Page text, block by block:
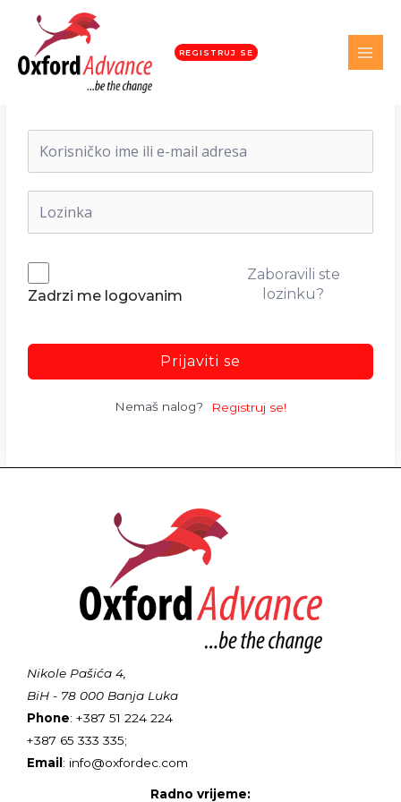
REGISTRUJ SE
Dobrodošli nazad!
Zadrzi me logovanim
Zaboravili ste
lozinku?
Prijaviti se
Nemaš nalog? Registruj se!
Nikole Pašića 4,
BiH - 78 000 Banja Luka
Phone: +387 51 224 224
+387 65 333 335;
Email: info@oxfordec.com
Radno vrijeme: